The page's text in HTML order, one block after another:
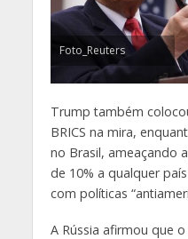
Foto_Reuters
Trump também
BRICS na mira,
no Brasil, ameaçando
de 10% a qualquer
com políticas
A Rússia afirmou que